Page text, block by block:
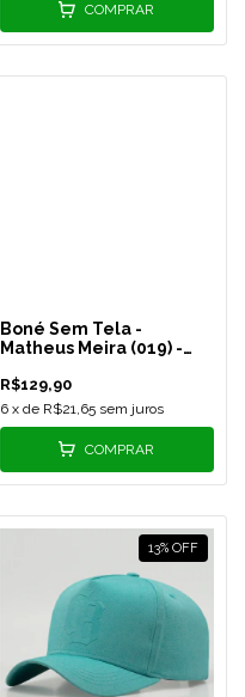
COMPRAR
Boné Sem Tela -
Matheus Meira (019) -
R$129,90
6 x de R$21,65 sem juros
COMPRAR
13% OFF